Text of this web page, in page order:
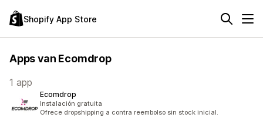
Shopify App Store
Apps van Ecomdrop
1 app
Ecomdrop
Instalación gratuita
Ofrece dropshipping a contra reembolso sin stock inicial.